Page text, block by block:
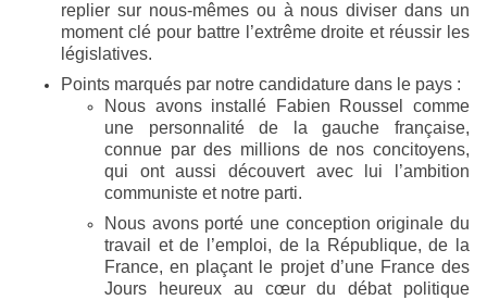
replier sur nous-mêmes ou à nous diviser dans un
moment clé pour battre l’extrême droite et réussir les
législatives.
Points marqués par notre candidature dans le pays :
Nous avons installé Fabien Roussel comme
une personnalité de la gauche française,
connue par des millions de nos concitoyens,
qui ont aussi découvert avec lui l’ambition
communiste et notre parti.
Nous avons porté une conception originale du
travail et de l’emploi, de la République, de la
France, en plaçant le projet d’une France des
Jours heureux au cœur du débat politique